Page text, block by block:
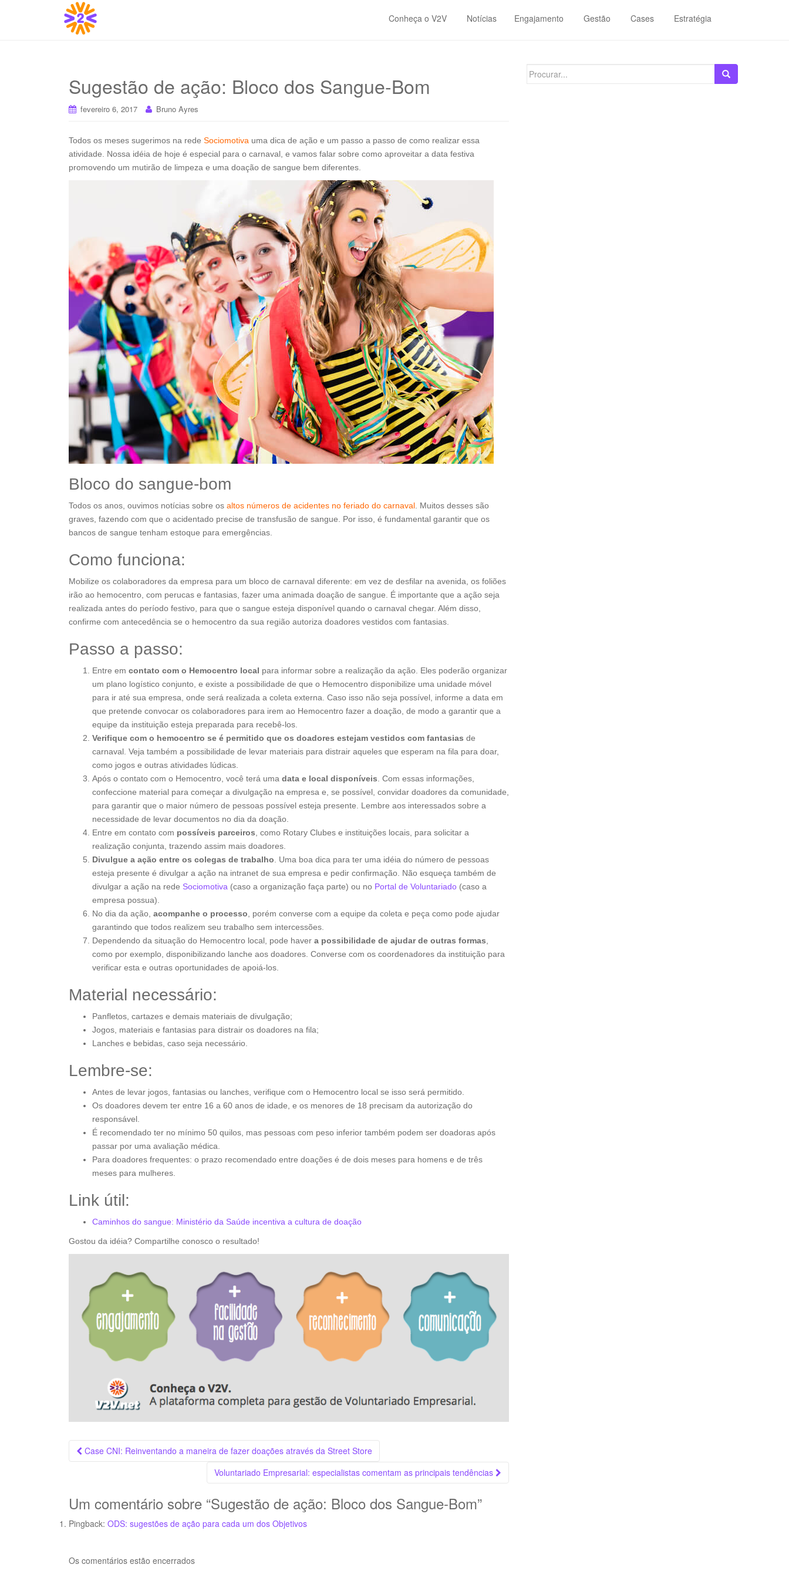
Conheça o V2V Notícias Engajamento Gestão Cases Estratégia
Sugestão de ação: Bloco dos Sangue-Bom
fevereiro 6, 2017 Bruno Ayres
Todos os meses sugerimos na rede Sociomotiva uma dica de ação e um passo a passo de como realizar essa
atividade. Nossa idéia de hoje é especial para o carnaval, e vamos falar sobre como aproveitar a data festiva
promovendo um mutirão de limpeza e uma doação de sangue bem diferentes.
Bloco do sangue-bom
Todos os anos, ouvimos notícias sobre os altos números de acidentes no feriado do carnaval . Muitos desses são
graves, fazendo com que o acidentado precise de transfusão de sangue. Por isso, é fundamental garantir que os
bancos de sangue tenham estoque para emergências.
Como funciona:
Mobilize os colaboradores da empresa para um bloco de carnaval diferente: em vez de desfilar na avenida, os foliões
irão ao hemocentro, com perucas e fantasias, fazer uma animada doação de sangue. É importante que a ação seja
realizada antes do período festivo, para que o sangue esteja disponível quando o carnaval chegar. Além disso,
confirme com antecedência se o hemocentro da sua região autoriza doadores vestidos com fantasias.
Passo a passo:
Entre em contato com o Hemocentro local para informar sobre a realização da ação. Eles poderão organizar
um plano logístico conjunto, e existe a possibilidade de que o Hemocentro disponibilize uma unidade móvel
para ir até sua empresa, onde será realizada a coleta externa. Caso isso não seja possível, informe a data em
que pretende convocar os colaboradores para irem ao Hemocentro fazer a doação, de modo a garantir que a
equipe da instituição esteja preparada para recebê-los.
Verifique com o hemocentro se é permitido que os doadores estejam vestidos com fantasias de
carnaval. Veja também a possibilidade de levar materiais para distrair aqueles que esperam na fila para doar,
como jogos e outras atividades lúdicas.
Após o contato com o Hemocentro, você terá uma data e local disponíveis . Com essas informações,
confeccione material para começar a divulgação na empresa e, se possível, convidar doadores da comunidade,
para garantir que o maior número de pessoas possível esteja presente. Lembre aos interessados sobre a
necessidade de levar documentos no dia da doação.
Entre em contato com possíveis parceiros , como Rotary Clubes e instituições locais, para solicitar a
realização conjunta, trazendo assim mais doadores.
Divulgue a ação entre os colegas de trabalho . Uma boa dica para ter uma idéia do número de pessoas
esteja presente é divulgar a ação na intranet de sua empresa e pedir confirmação. Não esqueça também de
divulgar a ação na rede Sociomotiva (caso a organização faça parte) ou no Portal de Voluntariado (caso a
empresa possua).
No dia da ação, acompanhe o processo , porém converse com a equipe da coleta e peça como pode ajudar
garantindo que todos realizem seu trabalho sem intercessões.
Dependendo da situação do Hemocentro local, pode haver a possibilidade de ajudar de outras formas
como por exemplo, disponibilizando lanche aos doadores. Converse com os coordenadores da instituição para
verificar esta e outras oportunidades de apoiá-los.
Material necessário:
Panfletos, cartazes e demais materiais de divulgação;
Jogos, materiais e fantasias para distrair os doadores na fila;
Lanches e bebidas, caso seja necessário.
Lembre-se:
Antes de levar jogos, fantasias ou lanches, verifique com o Hemocentro local se isso será permitido.
Os doadores devem ter entre 16 a 60 anos de idade, e os menores de 18 precisam da autorização do
responsável.
É recomendado ter no mínimo 50 quilos, mas pessoas com peso inferior também podem ser doadoras após
passar por uma avaliação médica.
Para doadores frequentes: o prazo recomendado entre doações é de dois meses para homens e de três
meses para mulheres.
Link útil:
Caminhos do sangue: Ministério da Saúde incentiva a cultura de doação
Gostou da idéia? Compartilhe conosco o resultado!
Navegação
Case CNI: Reinventando a maneira de fazer doações através da Street Store
Voluntariado Empresarial: especialistas comentam as principais tendências
Um comentário sobre “Sugestão de ação: Bloco dos Sangue-Bom”
Pingback: ODS: sugestões de ação para cada um dos Objetivos
Os comentários estão encerrados
Search